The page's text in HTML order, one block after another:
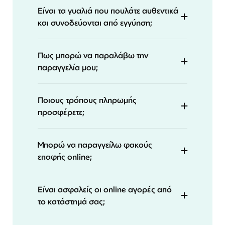
Είναι τα γυαλιά που πουλάτε αυθεντικά
και συνοδεύονται από εγγύηση;
Πως μπορώ να παραλάβω την
παραγγελία μου;
Ποιους τρόπους πληρωμής
προσφέρετε;
Μπορώ να παραγγείλω φακούς
επαφής online;
Είναι ασφαλείς οι online αγορές από
το κατάστημά σας;